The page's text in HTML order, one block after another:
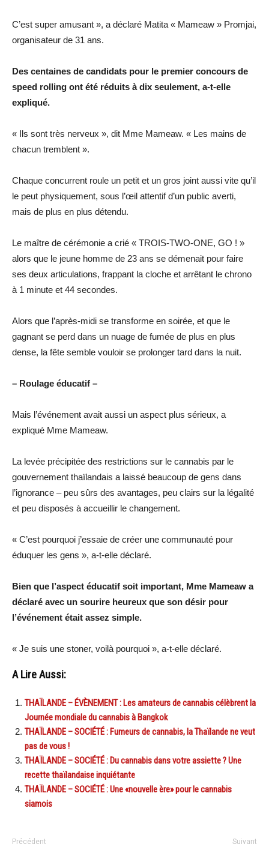
C’est super amusant », a déclaré Matita « Mameaw » Promjai,
organisateur de 31 ans.
Des centaines de candidats pour le premier concours de
speed rolling ont été réduits à dix seulement, a-t-elle
expliqué.
« Ils sont très nerveux », dit Mme Mameaw. « Les mains de
chacun tremblent ».
Chaque concurrent roule un petit et un gros joint aussi vite qu’il
le peut physiquement, sous l’œil attentif d’un public averti,
mais de plus en plus détendu.
Le maître de cérémonie a crié « TROIS-TWO-ONE, GO ! »
alors que le jeune homme de 23 ans se démenait pour faire
ses deux articulations, frappant la cloche et arrêtant le chrono
à 1 minute et 44 secondes.
Alors que l’après-midi se transforme en soirée, et que le
gagnant se perd dans un nuage de fumée de plus en plus
dense, la fête semble vouloir se prolonger tard dans la nuit.
– Roulage éducatif –
Mais l’événement avait aussi un aspect plus sérieux, a
expliqué Mme Mameaw.
La levée précipitée des restrictions sur le cannabis par le
gouvernement thaïlandais a laissé beaucoup de gens dans
l’ignorance – peu sûrs des avantages, peu clairs sur la légalité
et peu disposés à accueillir le changement.
« C’est pourquoi j’essaie de créer une communauté pour
éduquer les gens », a-t-elle déclaré.
Bien que l’aspect éducatif soit important, Mme Mameaw a
déclaré avec un sourire heureux que son désir pour
l’événement était assez simple.
« Je suis une stoner, voilà pourquoi », a-t-elle déclaré.
A Lire Aussi:
THAÏLANDE – ÉVÈNEMENT : Les amateurs de cannabis célèbrent la
Journée mondiale du cannabis à Bangkok
THAÏLANDE – SOCIÉTÉ : Fumeurs de cannabis, la Thaïlande ne veut
pas de vous !
THAÏLANDE – SOCIÉTÉ : Du cannabis dans votre assiette ? Une
recette thaïlandaise inquiétante
THAÏLANDE – SOCIÉTÉ : Une «nouvelle ère» pour le cannabis
siamois
Précédent Suivant